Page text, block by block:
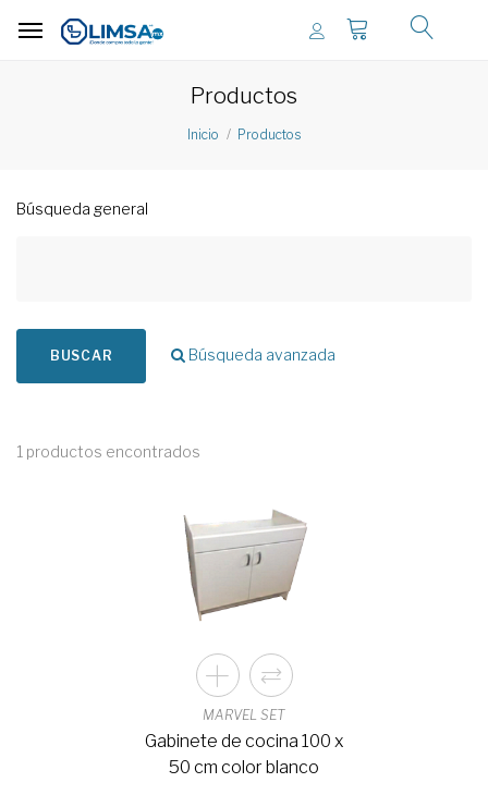
Productos
Inicio Productos
Búsqueda general
BUSCAR Búsqueda avanzada
1 productos encontrados
MARVEL SET
Gabinete de cocina 100 x
50 cm color blanco